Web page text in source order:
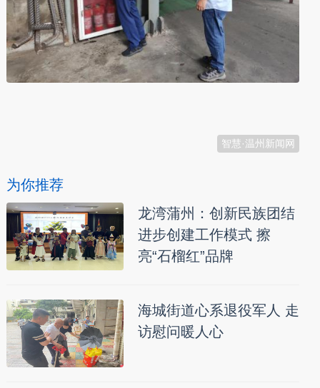
智慧·温州新闻网
为你推荐
龙湾蒲州：创新民族团结
进步创建工作模式 擦
亮“石榴红”品牌
海城街道心系退役军人 走
访慰问暖人心